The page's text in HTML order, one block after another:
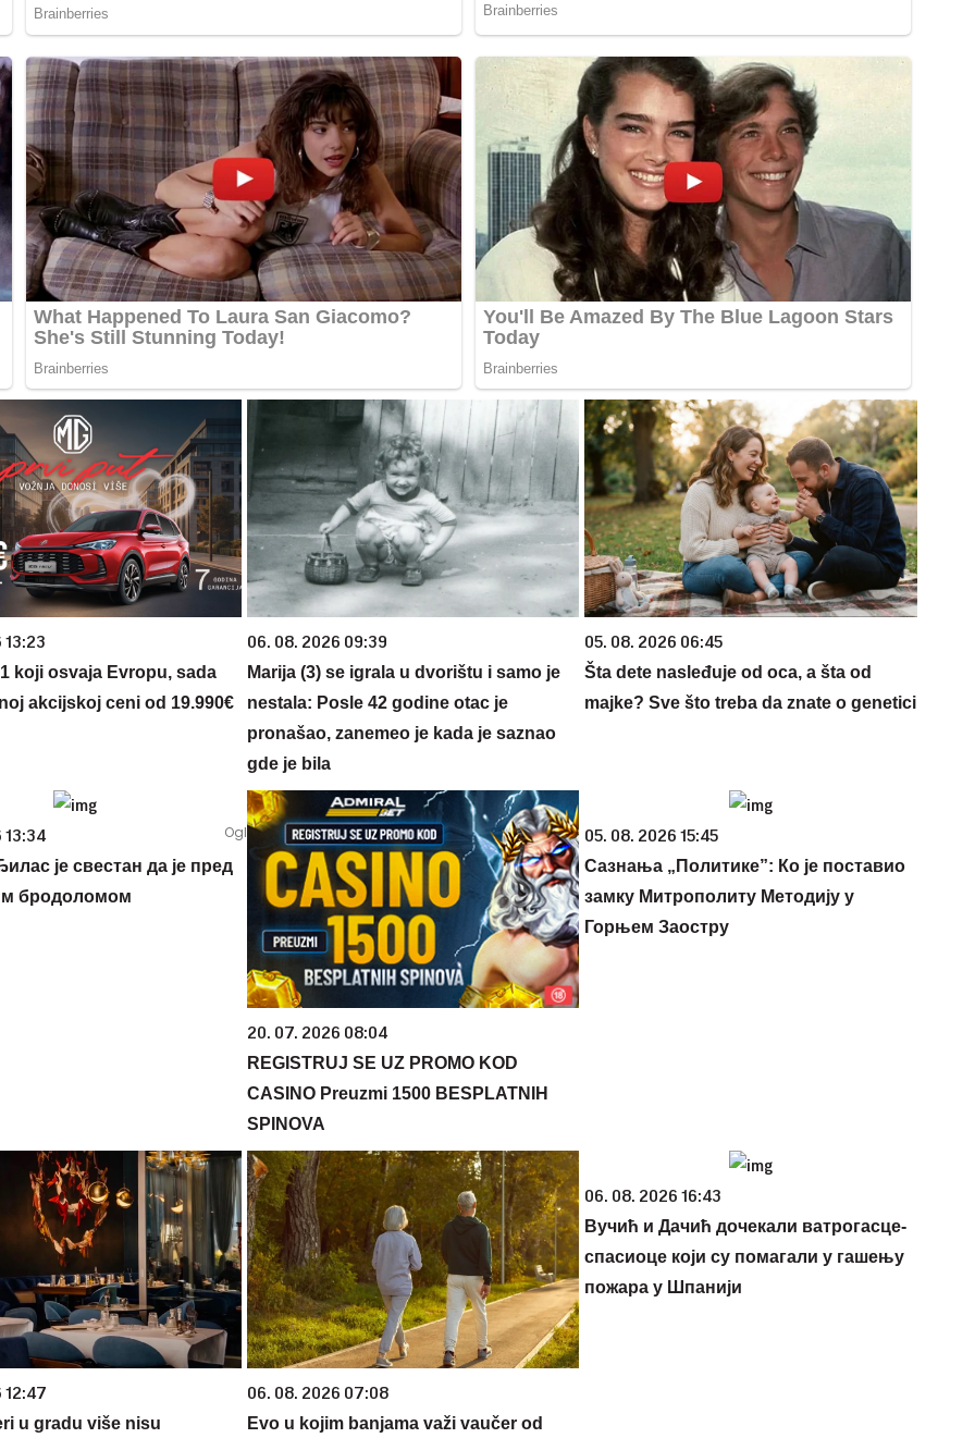
13:23
koji osvaja Evropu, sada
akcijskoj ceni od 19.990€
06. 08. 2026 09:39
Marija (3) se igrala u dvorištu i samo je
nestala: Posle 42 godine otac je
pronašao, zanemeo je kada je saznao
gde je bila
05. 08. 2026 06:45
Šta dete nasleđuje od oca, a šta od
majke? Sve što treba da znate o genetici
13:34
је свестан да је пред
бродоломом
20. 07. 2026 08:04
REGISTRUJ SE UZ PROMO KOD
CASINO Preuzmi 1500 BESPLATNIH
SPINOVA
05. 08. 2026 15:45
Сазнања „Политике”: Ко је поставио
замку Митрополиту Методију у
Горњем Заостру
12:47
u gradu više nisu
06. 08. 2026 07:08
Evo u kojim banjama važi vaučer od
06. 08. 2026 16:43
Вучић и Дачић дочекали ватрогасце-
спасиоце који су помагали у гашењу
пожара у Шпанији